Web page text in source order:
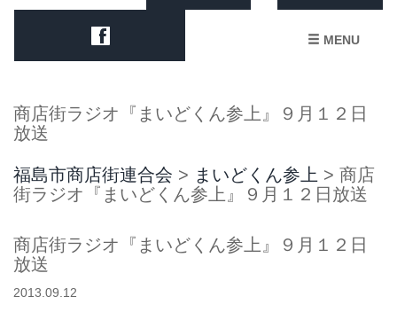
MENU
商店街ラジオ『まいどくん参上』９月１２日
放送
福島市商店街連合会 > まいどくん参上 > 商店
街ラジオ『まいどくん参上』９月１２日放送
商店街ラジオ『まいどくん参上』９月１２日
放送
2013.09.12